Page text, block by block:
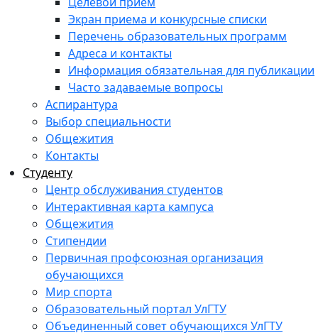
Экран приема и конкурсные списки
Перечень образовательных программ
Адреса и контакты
Информация обязательная для публикации
Часто задаваемые вопросы
Аспирантура
Выбор специальности
Общежития
Контакты
Студенту
Центр обслуживания студентов
Интерактивная карта кампуса
Общежития
Стипендии
Первичная профсоюзная организация
обучающихся
Мир спорта
Образовательный портал УлГТУ
Объединенный совет обучающихся УлГТУ